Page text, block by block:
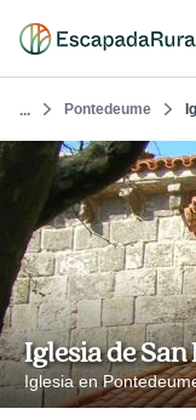
... Pontedeume
Iglesia de
Iglesia en